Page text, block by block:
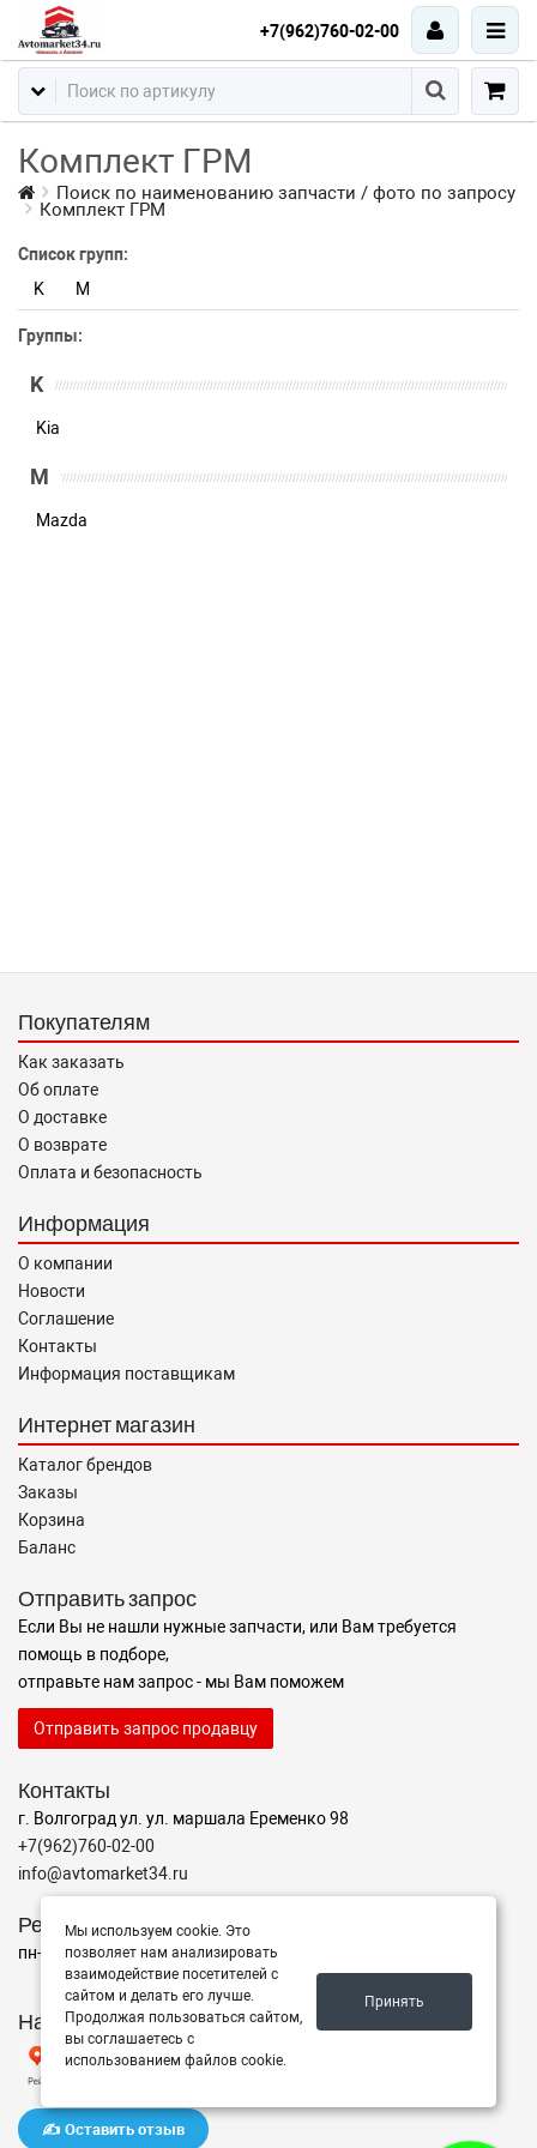
+7(962)760-02-00
Комплект ГРМ
Поиск по наименованию запчасти / фото по запросу
Комплект ГРМ
Список групп:
K
M
Группы:
K
Kia
M
Mazda
Покупателям
Как заказать
Об оплате
О доставке
О возврате
Оплата и безопасность
Информация
О компании
Новости
Соглашение
Контакты
Информация поставщикам
Интернет магазин
Каталог брендов
Заказы
Корзина
Баланс
Отправить запрос
Если Вы не нашли нужные запчасти, или Вам требуется
помощь в подборе,
отправьте нам запрос - мы Вам поможем
Отправить запрос продавцу
Контакты
г. Волгоград ул. ул. маршала Еременко 98
+7(962)760-02-00
info@avtomarket34.ru
Режим работы
пн-пт с 10:00 до 15:00, Сб-Вс выходной
Наш рейтинг на Яндексе
✍️ Оставить отзыв
Мы используем cookie. Это
позволяет нам анализировать
взаимодействие посетителей с
сайтом и делать его лучше.
Продолжая пользоваться сайтом,
вы соглашаетесь с
использованием файлов cookie.
Принять